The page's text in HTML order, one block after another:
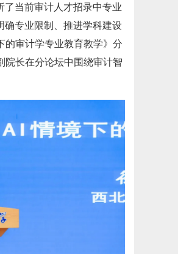
了当前审计人才招录中专业
确专业限制、推进学科建设
的审计学专业教育教学》分
院长在分论坛中围绕审计智